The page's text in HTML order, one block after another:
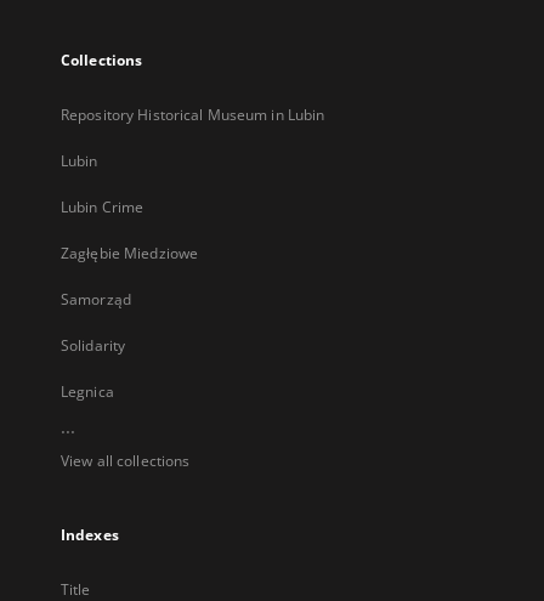
Collections
Repository Historical Museum in Lubin
Lubin
Lubin Crime
Zagłębie Miedziowe
Samorząd
Solidarity
Legnica
...
View all collections
Indexes
Title